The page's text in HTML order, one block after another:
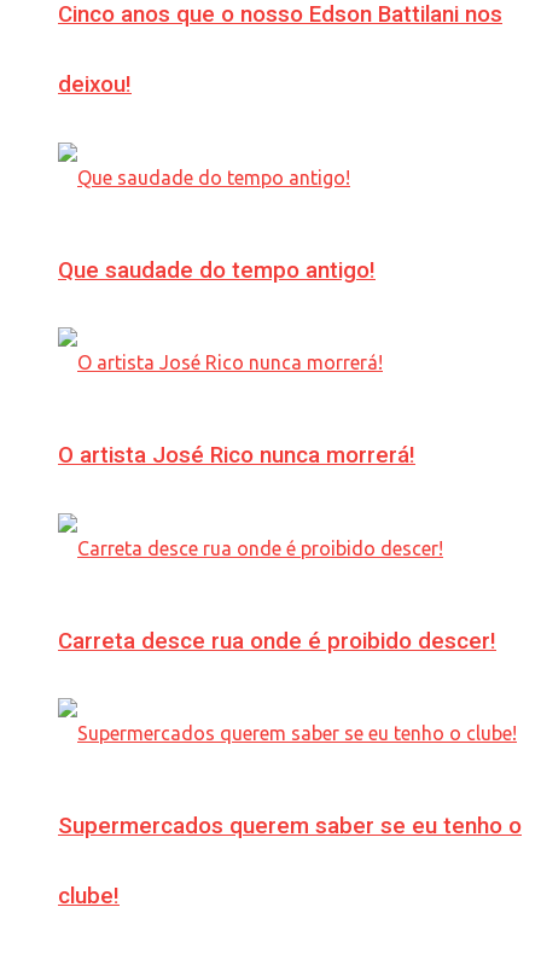
Cinco anos que o nosso Edson Battilani nos
deixou!
Que saudade do tempo antigo!
O artista José Rico nunca morrerá!
Carreta desce rua onde é proibido descer!
Supermercados querem saber se eu tenho o
clube!